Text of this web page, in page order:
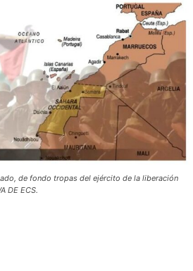
de fondo tropas del ejército de la liberación
DE ECS.